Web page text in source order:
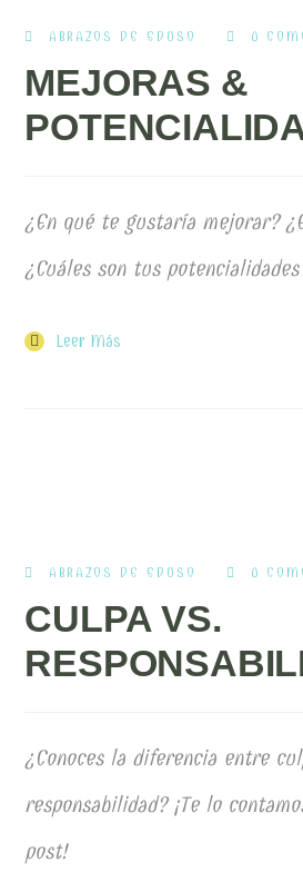
ABRAZOS DE EDUSO 0
MEJORAS &
¿En qué te gustaría mejorar?
¿Cuáles son tus
Leer Más
ABRAZOS DE EDUSO 0
CULPA VS.
¿Conoces la diferencia entre
responsabilidad? ¡Te lo
post!